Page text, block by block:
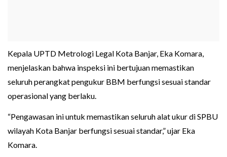
Kepala UPTD Metrologi Legal Kota Banjar, Eka Komara,
menjelaskan bahwa inspeksi ini bertujuan memastikan
seluruh perangkat pengukur BBM berfungsi sesuai standar
operasional yang berlaku.
“Pengawasan ini untuk memastikan seluruh alat ukur di SPBU
wilayah Kota Banjar berfungsi sesuai standar,” ujar Eka
Komara.